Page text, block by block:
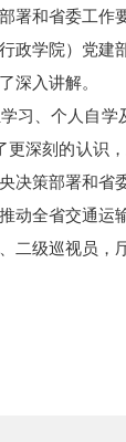
署和省委工作
政学院）党建
深入讲解。
习、个人自学
更深刻的认识
决策部署和省
动全省交通运
二级巡视员，